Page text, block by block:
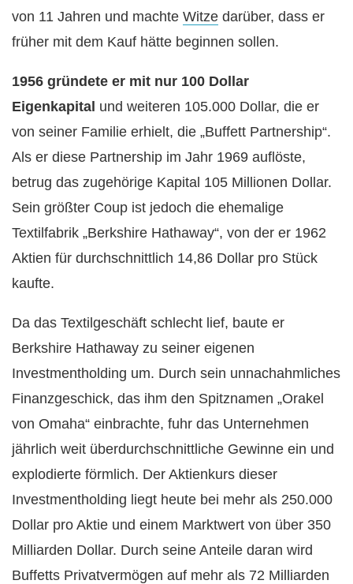
von 11 Jahren und machte Witze darüber, dass er
früher mit dem Kauf hätte beginnen sollen.
1956 gründete er mit nur 100 Dollar
Eigenkapital und weiteren 105.000 Dollar, die er
von seiner Familie erhielt, die „Buffett Partnership“.
Als er diese Partnership im Jahr 1969 auflöste,
betrug das zugehörige Kapital 105 Millionen Dollar.
Sein größter Coup ist jedoch die ehemalige
Textilfabrik „Berkshire Hathaway“, von der er 1962
Aktien für durchschnittlich 14,86 Dollar pro Stück
kaufte.
Da das Textilgeschäft schlecht lief, baute er
Berkshire Hathaway zu seiner eigenen
Investmentholding um. Durch sein unnachahmliches
Finanzgeschick, das ihm den Spitznamen „Orakel
von Omaha“ einbrachte, fuhr das Unternehmen
jährlich weit überdurchschnittliche Gewinne ein und
explodierte förmlich. Der Aktienkurs dieser
Investmentholding liegt heute bei mehr als 250.000
Dollar pro Aktie und einem Marktwert von über 350
Milliarden Dollar. Durch seine Anteile daran wird
Buffetts Privatvermögen auf mehr als 72 Milliarden